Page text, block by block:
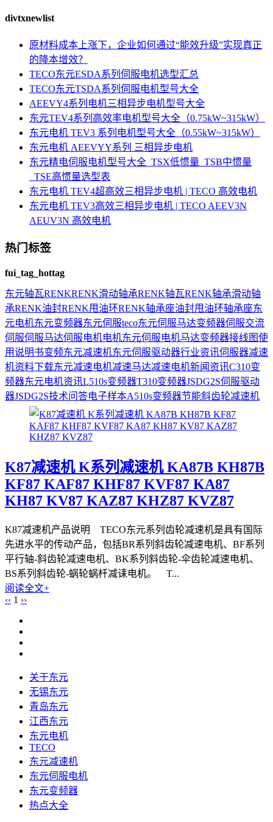
divtxnewlist
原材料成本上涨下，企业如何通过“能效升级”实现真正
的降本增效？
TECO东元ESDA系列伺服电机选型汇总
TECO东元TSDA系列伺服电机型号大全
AEEVY4系列电机三相异步电机型号大全
东元TEV4系列高效率电机型号大全（0.75kW~315kW）
东元电机 TEV3 系列电机型号大全（0.55kW~315kW）
东元电机 AEEVYY系列 三相异步电机
东元精电伺服电机型号大全_TSX低惯量_TSB中惯量
_TSE高惯量选型表
东元电机 TEV4超高效三相异步电机 | TECO 高效电机
东元电机 TEV3高效三相异步电机 | TECO AEEV3N
AEUV3N 高效电机
热门标签
fui_tag_hottag
东元轴瓦RENKRENK滑动轴承RENK轴瓦RENK轴承滑动轴
承RENK油封RENK甩油环RENK轴承座油封甩油环轴承座东
元电机东元变频器东元伺服teco东元伺服马达变频器伺服交流
伺服伺服马达伺服电机电机东元伺服电机马达变频器接线图使
用说明书变频东元减速机东元伺服驱动器行业资讯伺服器减速
机资料下载东元减速电机减速马达减速电机新闻资讯C310变
频器东元电机资讯L510s变频器T310变频器JSDG2S伺服驱动
器JSDG2S技术问答电子样本A510s变频器节能斜齿轮减速机
K87减速机 K系列减速机 KA87B KH87B
KF87 KAF87 KHF87 KVF87 KA87
KH87 KV87 KAZ87 KHZ87 KVZ87
K87减速机产品说明 TECO东元系列齿轮减速机是具有国际
先进水平的传动产品，包括BR系列斜齿轮减速电机、BF系列
平行轴-斜齿轮减速电机、BK系列斜齿轮-伞齿轮减速电机、
BS系列斜齿轮-蜗轮蜗杄减诔电机。 T...
阅读全文+
‹‹ 1 ››
关于东元
无锡东元
青岛东元
江西东元
东元电机
TECO
东元减速机
东元伺服电机
东元变频器
热点大全